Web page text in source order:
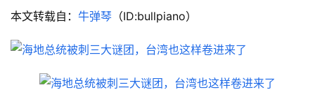
本文转载自： 牛弹琴 （ID:bullpiano）